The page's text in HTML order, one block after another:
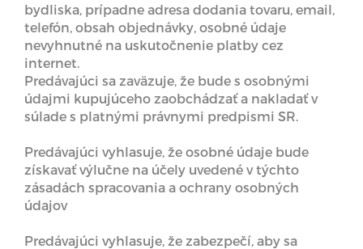
bydliska, prípadne adresa dodania tovaru, email,
telefón, obsah objednávky, osobné údaje
nevyhnutné na uskutočnenie platby cez
internet.
Predávajúci sa zaväzuje, že bude s osobnými
údajmi kupujúceho zaobchádzať a nakladať v
súlade s platnými právnymi predpismi SR.
Predávajúci vyhlasuje, že osobné údaje bude
získavať výlučne na účely uvedené v týchto
zásadách spracovania a ochrany osobných
údajov
Predávajúci vyhlasuje, že zabezpečí, aby sa